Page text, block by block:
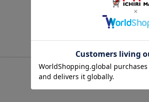
発送予定
決済確認日より３
（お仕立てをす
ムーズに進行した